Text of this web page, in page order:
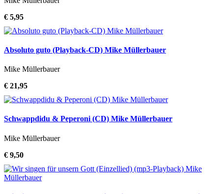
€ 5,95
Absoluto guto (Playback-CD) Mike Müllerbauer
Mike Müllerbauer
€ 21,95
Schwappdidu & Peperoni (CD) Mike Müllerbauer
Mike Müllerbauer
€ 9,50